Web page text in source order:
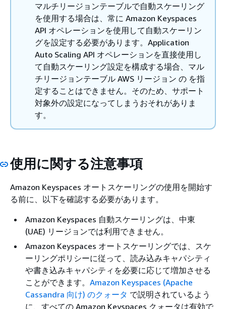
マルチリージョンテーブルで自動スケーリング
を使用する場合は、常に Amazon Keyspaces
API オペレーションを使用して自動スケーリン
グを設定する必要があります。Application
Auto Scaling API オペレーションを直接使用し
て自動スケーリング設定を構成する場合、マル
チリージョンテーブル AWS リージョン の を指
定することはできません。そのため、サポート
対象外の設定になってしまうおそれがありま
す。
使用に関する注意事項
Amazon Keyspaces オートスケーリングの使用を開始す
る前に、以下を確認する必要があります。
Amazon Keyspaces 自動スケーリングは、中東
(UAE) リージョンでは利用できません。
Amazon Keyspaces オートスケーリングでは、スケ
ーリングポリシーに従って、読み込みキャパシティ
や書き込みキャパシティを必要に応じて増加させる
ことができます。 Amazon Keyspaces (Apache
Cassandra 向け) のクォータ で説明されているよう
に、すべての Amazon Keyspaces クォータは有効で